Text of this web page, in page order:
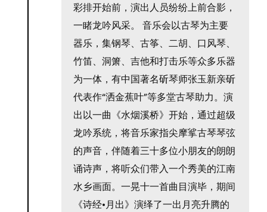
彩排开始前，演出人员纷纷上前合影，
一睹龙吟风采。 音乐会以古琴为主要
器乐，集钢琴、古筝、二胡、口风琴、
竹笛、洞箫、吉他和打击乐等众多乐器
为一体，有中国著名斫琴师张玉新亲斫
代表作“洒金蕉叶”等多堂古琴助力。演
出以一曲《水烟溪桥》开始，通过超级
龙吟系统，将音乐家指尖摩挲古琴琴弦
的声音，伴随着三十多位小朋友的朗朗
诵诗声，将听众们带入一个秀美的江南
水乡画面。一晃十一首曲目演毕，期间
《诗经•月出》演绎了一出月亮升腾的